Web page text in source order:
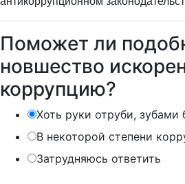
Поможет ли
новшество
коррупцию?
Хоть руки отруби, зубами
В некоторой степени
Затрудняюсь ответить